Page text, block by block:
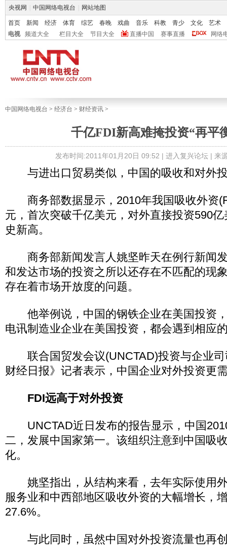
央视网 中国网络电视台 网站地图
首页 新闻 经济 体育 综艺 春晚 戏曲 音乐 科教 青少 文化
艺术
电视
频道大全 栏目大全 节目大全 直播中国 赛事直播 网络
中国网络电视台 > 经济台 > 财经资讯 >
千亿FDI新高难掩投资“再平
发布时间:2011年01月20日 09:52 | 进入复兴论坛| 来
与进出口贸易类似，中国的吸收和对外投
商务部数据显示，2010年我国吸收外资
元，首次突破千亿美元，对外直接投资590
史新高。
商务部新闻发言人姚坚昨天在例行新闻
和发达市场的投资之所以还存在不匹配的现
存在着市场开放度的问题。
他举例说，中国的钢铁企业在美国投资
电讯制造业企业在美国投资，都会遇到相应
联合国贸发会议(UNCTAD)投资与企业司
财经日报》记者表示，中国企业对外投资更
FDI远高于对外投资
UNCTAD近日发布的报告显示，中国
二，发展中国家第一。该组织注意到中国吸
化。
姚坚指出，从结构来看，去年实际使用
服务业和中西部地区吸收外资的大幅增长，
27.6%。
与此同时，虽然中国对外投资流量也再